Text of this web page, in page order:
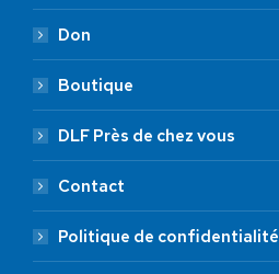
Don
Boutique
DLF Près de chez vous
Contact
Politique de confidentialité